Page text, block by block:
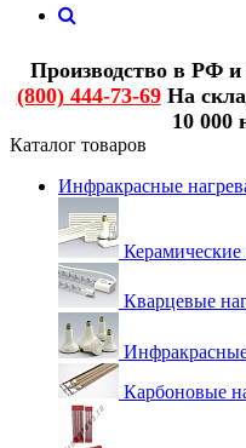
Производство в РФ
(800) 444-73-69На
10 000
Каталог товаров
Инфракрасные
Керамические
Кварцевые
Карбоновые